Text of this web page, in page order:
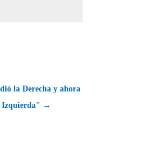
la Derecha y ahora
Izquierda" →